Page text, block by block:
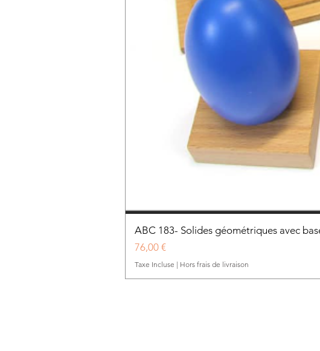
ABC 183- Solides géométriques avec
Prix
76,00 €
Taxe Incluse | Hors frais de livraison